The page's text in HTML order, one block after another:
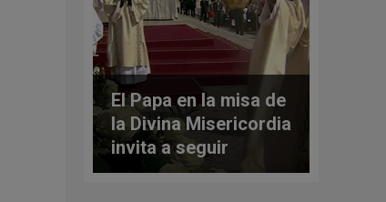
El Papa en la misa de
la Divina Misericordia
invita a seguir
escribiendo el